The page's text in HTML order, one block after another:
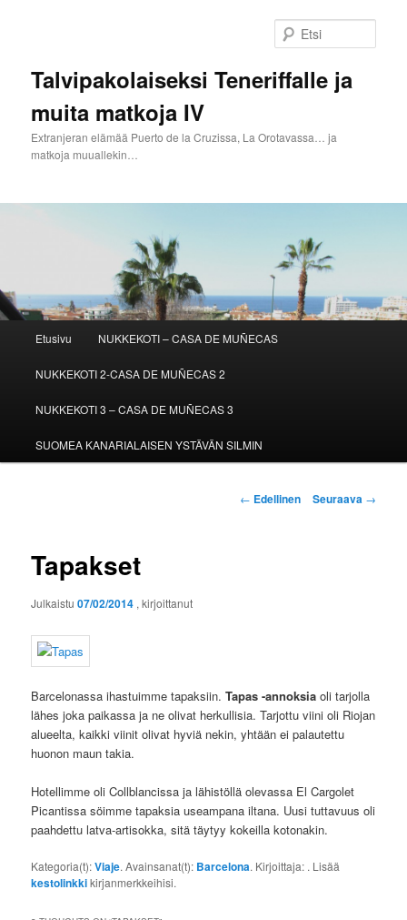
Talvipakolaiseksi Teneriffalle ja
muita matkoja IV
Extranjeran elämää Puerto de la Cruzissa, La Orotavassa… ja
matkoja muuallekin…
Etusivu NUKKEKOTI – CASA DE MUÑECAS
NUKKEKOTI 2-CASA DE MUÑECAS 2
NUKKEKOTI 3 – CASA DE MUÑECAS 3
SUOMEA KANARIALAISEN YSTÄVÄN SILMIN
Artikkelien
← Edellinen Seuraava →
Tapakset
Julkaistu07/02/2014 , kirjoittanut
Barcelonassa ihastuimme tapaksiin.Tapas -annoksia oli tarjolla
lähes joka paikassa ja ne olivat herkullisia. Tarjottu viini oli Riojan
alueelta, kaikki viinit olivat hyviä nekin, yhtään ei palautettu
huonon maun takia.
Hotellimme oli Collblancissa ja lähistöllä olevassa El Cargolet
Picantissa söimme tapaksia useampana iltana. Uusi tuttavuus oli
paahdettu latva-artisokka, sitä täytyy kokeilla kotonakin.
Kategoria(t):Viaje. Avainsanat(t): Barcelona. Kirjoittaja: . Lisää
kestolinkkikirjanmerkkeihisi.